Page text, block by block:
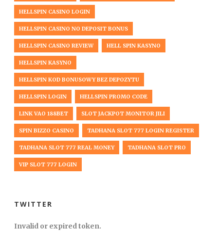
HELLSPIN CASINO LOGIN
HELLSPIN CASINO NO DEPOSIT BONUS
HELLSPIN CASINO REVIEW HELL SPIN KASYNO
HELLSPIN KASYNO
HELLSPIN KOD BONUSOWY BEZ DEPOZYTU
HELLSPIN LOGIN HELLSPIN PROMO CODE
LINK VAO 188BET SLOT JACKPOT MONITOR JILI
SPIN BIZZO CASINO TADHANA SLOT 777 LOGIN REGISTER
TADHANA SLOT 777 REAL MONEY TADHANA SLOT PRO
VIP SLOT 777 LOGIN
TWITTER
Invalid or expired token.